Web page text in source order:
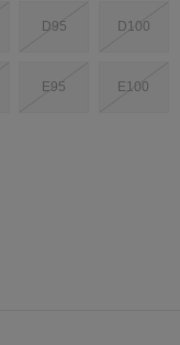
D95 D100
E95 E100